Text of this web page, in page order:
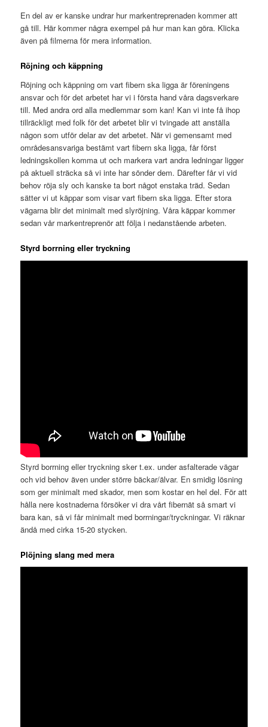
En del av er kanske undrar hur markentreprenaden kommer att
gå till. Här kommer några exempel på hur man kan göra. Klicka
även på filmerna för mera information.
Röjning och käppning
Röjning och käppning om vart fibern ska ligga är föreningens
ansvar och för det arbetet har vi i första hand våra dagsverkare
till. Med andra ord alla medlemmar som kan! Kan vi inte få ihop
tillräckligt med folk för det arbetet blir vi tvingade att anställa
någon som utför delar av det arbetet. När vi gemensamt med
områdesansvariga bestämt vart fibern ska ligga, får först
ledningskollen komma ut och markera vart andra ledningar ligger
på aktuell sträcka så vi inte har sönder dem. Därefter får vi vid
behov röja sly och kanske ta bort något enstaka träd. Sedan
sätter vi ut käppar som visar vart fibern ska ligga. Efter stora
vägarna blir det minimalt med slyröjning. Våra käppar kommer
sedan vår markentreprenör att följa i nedanstående arbeten.
Styrd borrning eller tryckning
Styrd borrning eller tryckning sker t.ex. under asfalterade vägar
och vid behov även under större bäckar/älvar. En smidig lösning
som ger minimalt med skador, men som kostar en hel del. För att
hålla nere kostnaderna försöker vi dra vårt fibernät så smart vi
bara kan, så vi får minimalt med borrningar/tryckningar. Vi räknar
ändå med cirka 15-20 stycken.
Plöjning slang med mera